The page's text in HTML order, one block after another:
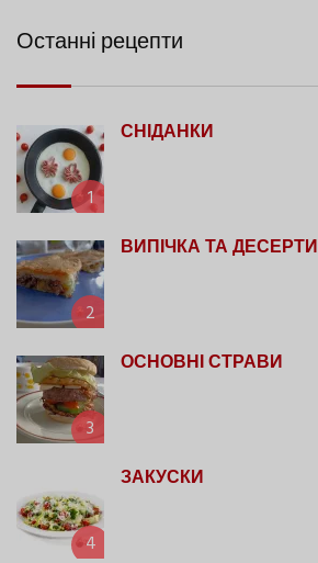
Останні рецепти
1
СНІДАНКИ
2
ВИПІЧКА ТА ДЕСЕРТИ
3
ОСНОВНІ СТРАВИ
4
ЗАКУСКИ